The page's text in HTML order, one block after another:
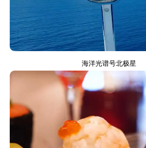
海洋光谱号北极星